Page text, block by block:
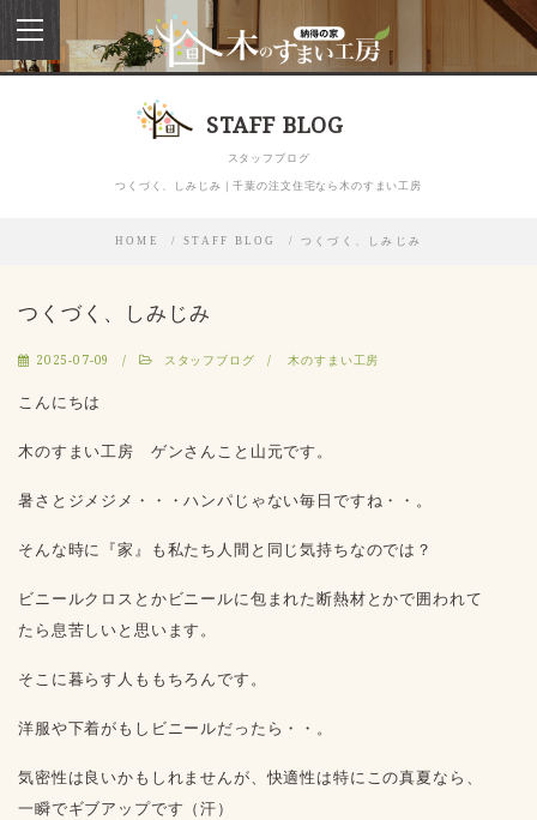
toggle
navigation
STAFF BLOG
スタッフブログ
つくづく、しみじみ｜千葉の注文住宅なら木のすまい工房
HOME STAFF BLOG つくづく、しみじみ
つくづく、しみじみ
2025-07-09 スタッフブログ 木のすまい工房
こんにちは
木のすまい工房 ゲンさんこと山元です。
暑さとジメジメ・・・ハンパじゃない毎日ですね・・。
そんな時に『家』も私たち人間と同じ気持ちなのでは？
ビニールクロスとかビニールに包まれた断熱材とかで囲われて
たら息苦しいと思います。
そこに暮らす人ももちろんです。
洋服や下着がもしビニールだったら・・。
気密性は良いかもしれませんが、快適性は特にこの真夏なら、
一瞬でギブアップです（汗）